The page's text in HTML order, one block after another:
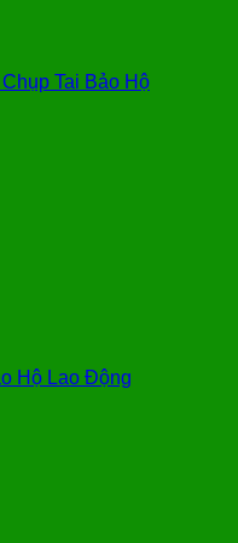
Chụp Tai Bảo Hộ
Hộ Lao Động